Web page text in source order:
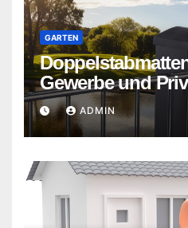
GARTEN
Gewerbe und
ADMIN